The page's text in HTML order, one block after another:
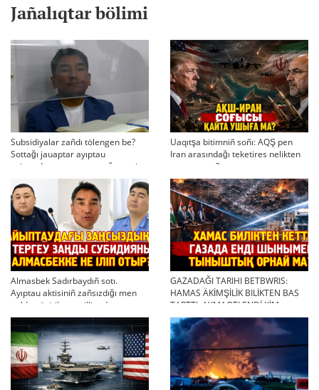
Jañalıqtar bölimi
Subsidiyalar zañdı tölengen be?
Sottağı jauaptar ayıptau
twjırımdarın qayta qarauğa negiz
bola ala ma?
Uaqıtşa bitimniñ soñı: AQŞ pen
Iran arasındağı teketires nelikten
qayta uşıqtı?
Almasbek Sadırbaydıñ sotı.
Ayıptau aktisiniñ zañsızdığı men
qoldan ösirilgen milliondar
GAZADAĞI TARIHI BETBWRIS:
HAMAS ÄKİMŞİLİK BILİKTEN BAS
TARTTI. AYMAQTI ENDİ KİM
BASQARADI?